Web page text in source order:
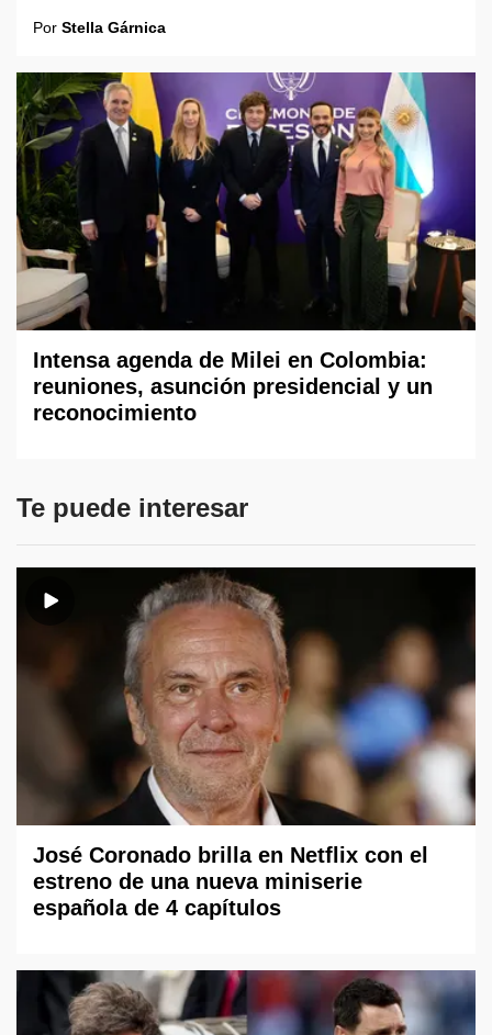
Por Stella Gárnica
Intensa agenda de Milei en Colombia:
reuniones, asunción presidencial y un
reconocimiento
Te puede interesar
José Coronado brilla en Netflix con el
estreno de una nueva miniserie
española de 4 capítulos